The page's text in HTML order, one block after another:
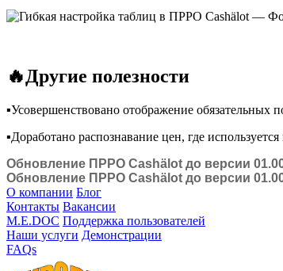
🔥Другие полезности
▪️Усовершенствовано отображение обязательных
▪️Доработано распознавание цен, где
Обновление ПРРО Cashӓlot до версии
Обновление ПРРО Cashӓlot до версии
О компании Блог
Контакты Вакансии
M.E.DOC Поддержка пользователей
Наши услуги Демонстрации
FAQs